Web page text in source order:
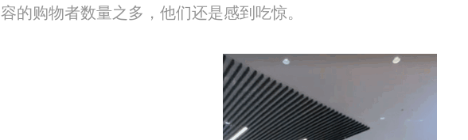
容的购物者数量之多，他们还是感到吃惊。